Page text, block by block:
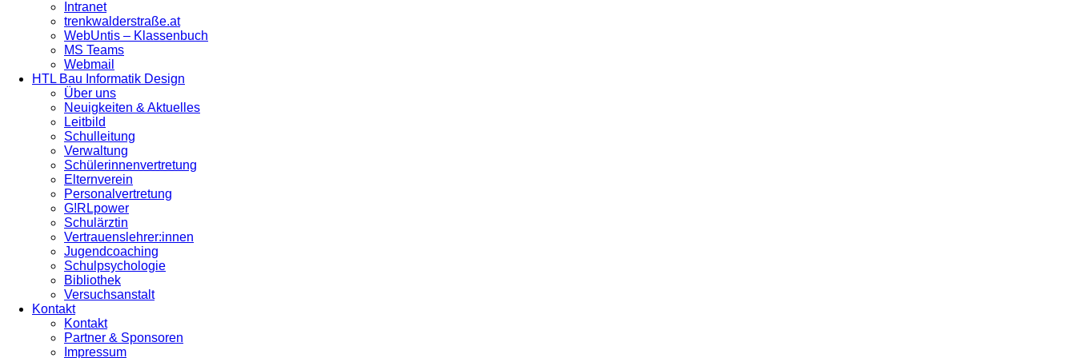
Intranet
trenkwalderstraße.at
WebUntis – Klassenbuch
MS Teams
Webmail
HTL Bau Informatik Design
Über uns
Neuigkeiten & Aktuelles
Leitbild
Schulleitung
Verwaltung
Schülerinnenvertretung
Elternverein
Personalvertretung
G!RLpower
Schulärztin
Vertrauenslehrer:innen
Jugendcoaching
Schulpsychologie
Bibliothek
Versuchsanstalt
Kontakt
Kontakt
Partner & Sponsoren
Impressum